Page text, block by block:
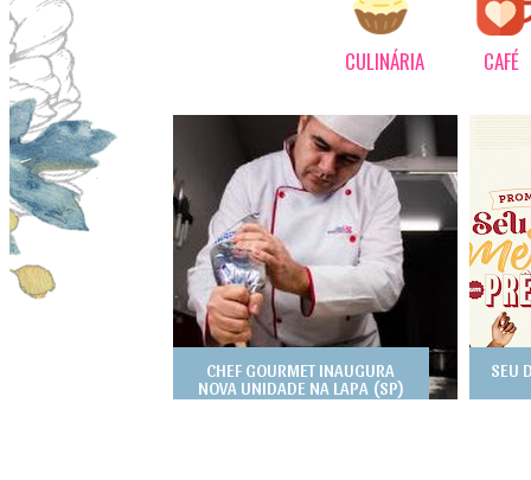
CULINÁRIA CAFÉ
CHEF GOURMET INAUGURA
NOVA UNIDADE NA LAPA (SP)
SEU